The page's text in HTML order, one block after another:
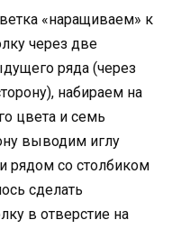
«наращиваем» к
через две
ряда (через
набираем на
цвета и семь
выводим иглу
рядом со столбиком
сделать
в отверстие на